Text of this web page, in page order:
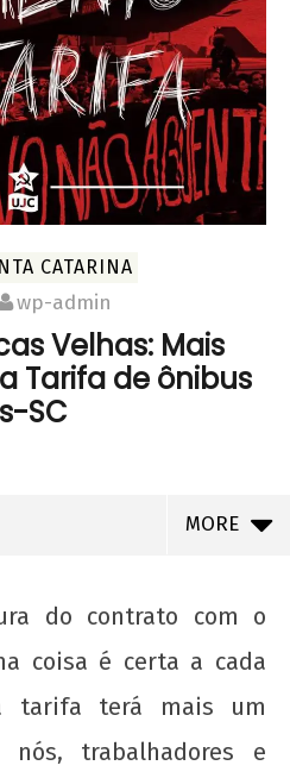
CATARINA
wp-admin
Velhas: Mais
Tarifa de ônibus
SC
MORE
do contrato com o
coisa é certa a cada
tarifa terá mais um
nós, trabalhadores e